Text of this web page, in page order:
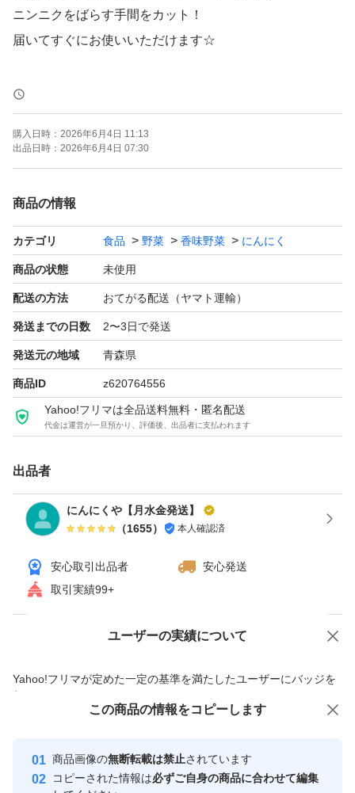
ニンニクをばらす手間をカット！
届いてすぐにお使いいただけます☆
大小混合ではありますが一粒が大きめが多く、用途に合わ
せ使い分けられます！
取引が増えてきた中で、サイズのご希望をされる方が多く
めなどの詳しいサイズ希望の方へは、選別代をプラスさせ
ていただきますのでご了承ください。
ニンニクを食べて免疫力アップしましょう★
様々な物価上昇の中、ギリギリの価格で販売しております
ので、お値下げは御遠慮くださいm(_ _)m
しております。宅急便コンパクトでの発送をご希望の方
は、申し訳ございませんが＋200円で対応させていただき
ますのでコメントください(*^^*)
引き続きご愛顧いただけますようよろしくお願いします
※多少の皮剥け、サイズがバラバラの商品である事はご了
ットする事で問題なくお使いいただけます☆
購入日時： 2026年6月4日 11:13
出品日時： 2026年6月4日 07:30
商品の情報
カテゴリ 食品 野菜 香味野菜 にんにく
商品の状態 未使用
配送の方法 おてがる配送（ヤマト運輸）
発送までの日数 2〜3日で発送
発送元の地域 青森県
商品ID z620764556
Yahoo!フリマは全品送料無料・匿名配送
代金は運営が一旦預かり、評価後、出品者に支払われます
出品者
にんにくや【月水金発送】
（1655） 本人確認済
安心取引出品者
安心発送
取引実績99+
ユーザーの実績について
Yahoo!フリマが定めた一定の基準を満たしたユーザーにバッジを
付与しています
安心取引出品者
心・安全なユーザーです
価格の相談 商品への質問
この商品の情報をコピーします
商品画像の無断転載は禁止されています
コピーされた情報は必ずご自身の商品に合わせて編集
この商品をみている人にオススメ